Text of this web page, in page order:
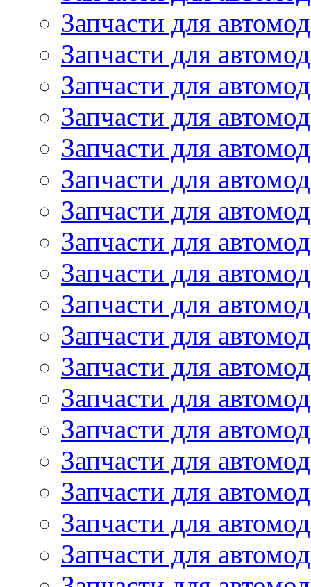
Запчасти для
Запчасти для
Запчасти для
Запчасти для
Запчасти для
Запчасти для
Запчасти для
Запчасти для
Запчасти для
Запчасти для
Запчасти для
Запчасти для
Запчасти для
Запчасти для
Запчасти для
Запчасти для
Запчасти для
Запчасти для